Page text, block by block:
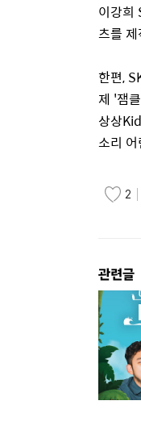
이강희
츠를
한편,
제 '잼
상상
소리
2
관련글